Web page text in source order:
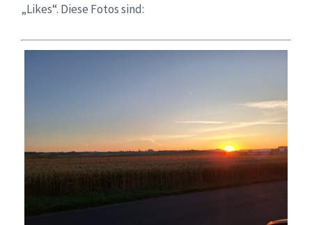
„Likes“. Diese Fotos sind: